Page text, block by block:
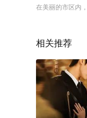
在美丽的市区内
相关推荐